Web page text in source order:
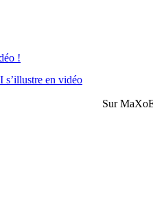
!
en vidéo
Sur